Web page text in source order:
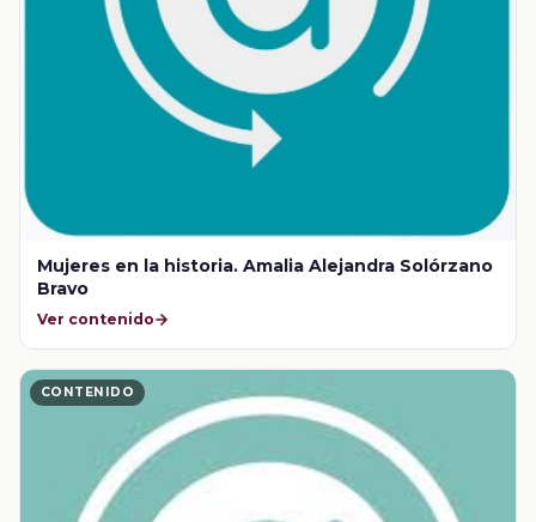
Mujeres en la historia. Amalia Alejandra Solórzano
Bravo
Ver contenido
CONTENIDO